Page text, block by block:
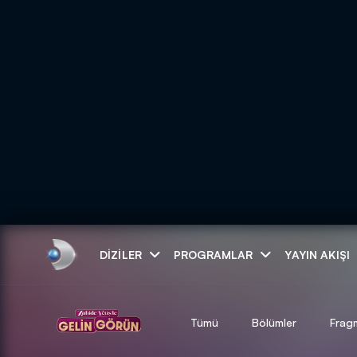
DIZILER PROGRAMLAR YAYIN AKIŞI
Tümü Bölümler